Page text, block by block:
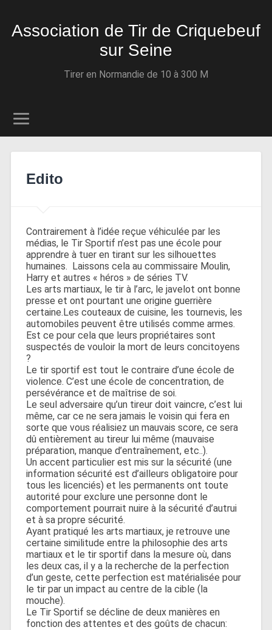
Association de Tir de Criquebeuf
sur Seine
Tirer en Normandie de 10 à 300 M
Edito
Contrairement à l’idée reçue véhiculée par les
médias, le Tir Sportif n’est pas une école pour
apprendre à tuer en tirant sur les silhouettes
humaines. Laissons cela au commissaire Moulin,
Harry et autres « héros » de séries TV.
Les arts martiaux, le tir à l’arc, le javelot ont bonne
presse et ont pourtant une origine guerrière
certaine.Les couteaux de cuisine, les tournevis, les
automobiles peuvent être utilisés comme armes.
Est ce pour cela que leurs propriétaires sont
suspectés de vouloir la mort de leurs concitoyens
?
Le tir sportif est tout le contraire d’une école de
violence. C’est une école de concentration, de
persévérance et de maîtrise de soi.
Le seul adversaire qu’un tireur doit vaincre, c’est lui
même, car ce ne sera jamais le voisin qui fera en
sorte que vous réalisiez un mauvais score, ce sera
dû entièrement au tireur lui même (mauvaise
préparation, manque d’entraînement, etc..).
Un accent particulier est mis sur la sécurité (une
information sécurité est d’ailleurs obligatoire pour
tous les licenciés) et les permanents ont toute
autorité pour exclure une personne dont le
comportement pourrait nuire à la sécurité d’autrui
et à sa propre sécurité.
Ayant pratiqué les arts martiaux, je retrouve une
certaine similitude entre la philosophie des arts
martiaux et le tir sportif dans la mesure où, dans
les deux cas, il y a la recherche de la perfection
d’un geste, cette perfection est matérialisée pour
le tir par un impact au centre de la cible (la
mouche).
Le Tir Sportif se décline de deux manières en
fonction des attentes et des goûts de chacun: